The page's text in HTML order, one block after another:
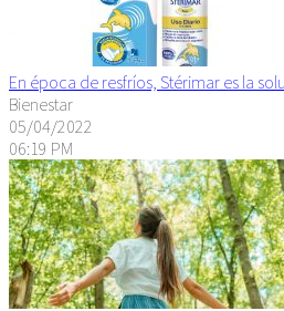
En época de resfríos, Stérimar es la
Bienestar
05/04/2022
06:19 PM